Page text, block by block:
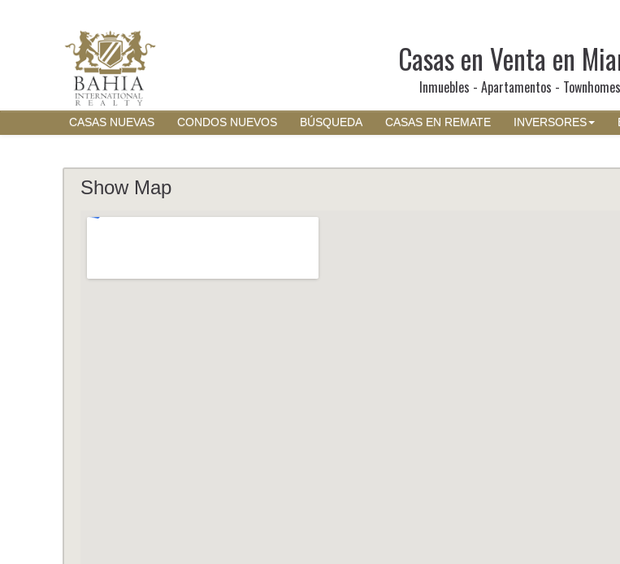
Casas en Venta en
Inmuebles - Apartamentos - Townhomes
CASAS NUEVAS CONDOS NUEVOS BÚSQUEDA CASAS EN REMATE INVERSORES
Show Map